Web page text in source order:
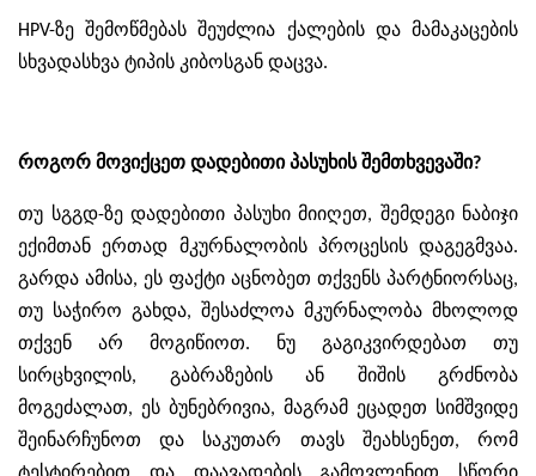
HPV-ზე შემოწმებას შეუძლია ქალების და მამაკაცების
სხვადასხვა ტიპის კიბოსგან დაცვა.
როგორ მოვიქცეთ დადებითი პასუხის შემთხვევაში?
თუ სგგდ-ზე დადებითი პასუხი მიიღეთ, შემდეგი ნაბიჯი
ექიმთან ერთად მკურნალობის პროცესის დაგეგმვაა.
გარდა ამისა, ეს ფაქტი აცნობეთ თქვენს პარტნიორსაც,
თუ საჭირო გახდა, შესაძლოა მკურნალობა მხოლოდ
თქვენ არ მოგიწიოთ. ნუ გაგიკვირდებათ თუ
სირცხვილის, გაბრაზების ან შიშის გრძნობა
მოგეძალათ, ეს ბუნებრივია, მაგრამ ეცადეთ სიმშვიდე
შეინარჩუნოთ და საკუთარ თავს შეახსენეთ, რომ